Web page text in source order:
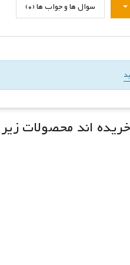
سوال ها و جواب ها (0)
اند محصولات زیر